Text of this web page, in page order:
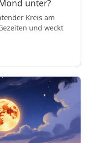
unter?
Kreis am
und weckt